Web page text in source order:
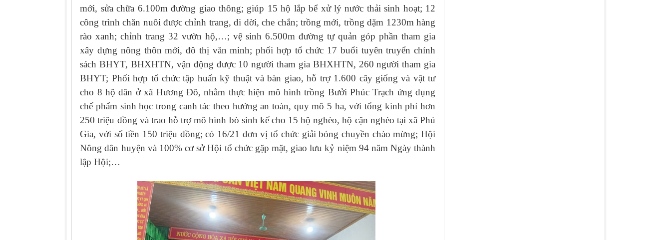
mới, sửa chữa 6.100m đường giao thông; giúp 15 hộ lắp bể xử lý nước thải sinh hoạt; 12
công trình chăn nuôi được chỉnh trang, di dời, che chắn; trồng mới, trồng dặm 1230m hàng
rào xanh; chỉnh trang 32 vườn hộ,…; vệ sinh 6.500m đường tự quản góp phần tham gia
xây dựng nông thôn mới, đô thị văn minh; phối hợp tổ chức 17 buổi tuyên truyển chính
sách BHYT, BHXHTN, vận động được 10 người tham gia BHXHTN, 260 người tham gia
BHYT; Phối hợp tổ chức tập huấn kỹ thuật và bàn giao, hỗ trợ 1.600 cây giống và vật tư
cho 8 hộ dân ở xã Hương Đô, nhằm thực hiện mô hình trồng Bưởi Phúc Trạch ứng dụng
chế phẩm sinh học trong canh tác theo hướng an toàn, quy mô 5 ha, với tổng kinh phí hơn
250 triệu đồng và trao hỗ trợ mô hình bò sinh kế cho 15 hộ nghèo, hộ cận nghèo tại xã Phú
Gia, với số tiền 150 triệu đồng; có 16/21 đơn vị tổ chức giải bóng chuyền chào mừng; Hội
Nông dân huyện và 100% cơ sở Hội tổ chức gặp mặt, giao lưu kỷ niệm 94 năm Ngày thành
lập Hội;…